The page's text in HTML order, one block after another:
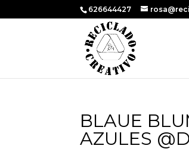
626644427
BLAUE
AZULES